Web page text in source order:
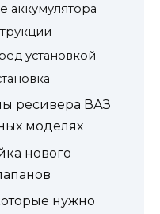
аккумулятора
установкой
ресивера ВАЗ
моделях
нового
нужно